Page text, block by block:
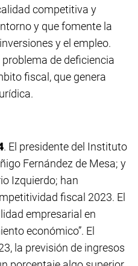
competitiva y
y que fomente la
y el empleo.
de deficiencia
fiscal, que genera
. El presidente del Instituto
Fernández de Mesa; y
Izquierdo; han
fiscal 2023. El
empresarial en
económico”. El
la previsión de ingresos